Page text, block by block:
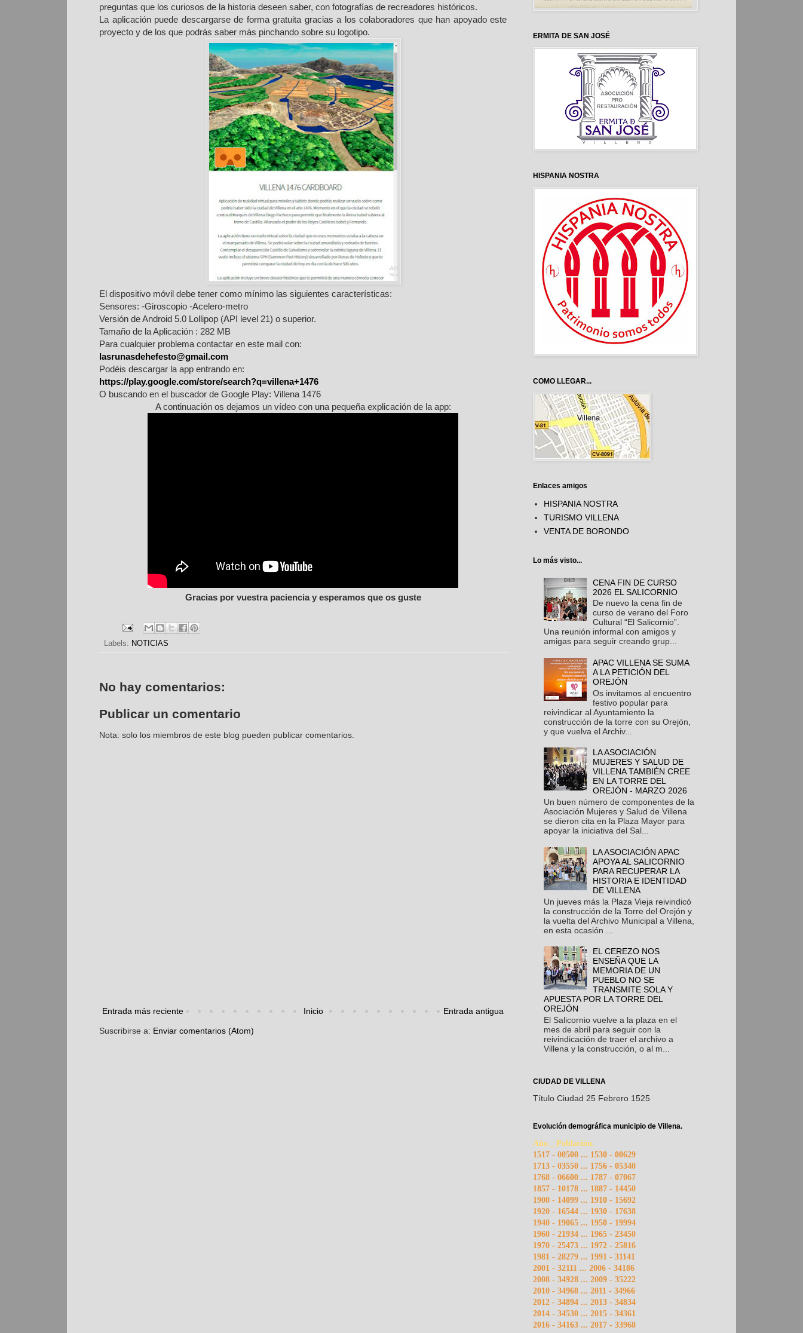
preguntas que los curiosos de la historia deseen saber, con fotografías de recreadores históricos.
La aplicación puede descargarse de forma gratuita gracias a los colaboradores que han apoyado este
proyecto y de los que podrás saber más pinchando sobre su logotipo.
El dispositivo móvil debe tener como mínimo las siguientes características:
Sensores: -Giroscopio -Acelero-metro
Versión de Android 5.0 Lollipop (API level 21) o superior.
Tamaño de la Aplicación : 282 MB
Para cualquier problema contactar en este mail con:
lasrunasdehefesto@gmail.com
Podéis descargar la app entrando en:
https://play.google.com/store/search?q=villena+1476
O buscando en el buscador de Google Play: Villena 1476
A continuación os dejamos un vídeo con una pequeña explicación de la app:
Gracias por vuestra paciencia y esperamos que os guste
Labels: NOTICIAS
No hay comentarios:
Publicar un comentario
Nota: solo los miembros de este blog pueden publicar comentarios.
Entrada más reciente Entrada antigua
Inicio
Suscribirse a: Enviar comentarios (Atom)
ERMITA DE SAN JOSÉ
HISPANIA NOSTRA
COMO LLEGAR...
Enlaces amigos
HISPANIA NOSTRA
TURISMO VILLENA
VENTA DE BORONDO
Lo más visto...
CENA FIN DE CURSO
2026 EL SALICORNIO
De nuevo la cena fin de
curso de verano del Foro
Cultural “El Salicornio”.
Una reunión informal con amigos y
amigas para seguir creando grup...
APAC VILLENA SE SUMA
A LA PETICIÓN DEL
OREJÓN
Os invitamos al encuentro
festivo popular para
reivindicar al Ayuntamiento la
construcción de la torre con su Orejón,
y que vuelva el Archiv...
LA ASOCIACIÓN
MUJERES Y SALUD DE
VILLENA TAMBIÉN CREE
EN LA TORRE DEL
OREJÓN - MARZO 2026
Un buen número de componentes de la
Asociación Mujeres y Salud de Villena
se dieron cita en la Plaza Mayor para
apoyar la iniciativa del Sal...
LA ASOCIACIÓN APAC
APOYA AL SALICORNIO
PARA RECUPERAR LA
HISTORIA E IDENTIDAD
DE VILLENA
Un jueves más la Plaza Vieja reivindicó
la construcción de la Torre del Orejón y
la vuelta del Archivo Municipal a Villena,
en esta ocasión ...
EL CEREZO NOS
ENSEÑA QUE LA
MEMORIA DE UN
PUEBLO NO SE
TRANSMITE SOLA Y
APUESTA POR LA TORRE DEL
OREJÓN
El Salicornio vuelve a la plaza en el
mes de abril para seguir con la
reivindicación de traer el archivo a
Villena y la construcción, o al m...
CIUDAD DE VILLENA
Título Ciudad 25 Febrero 1525
Evolución demográfica municipio de Villena.
Año__Población.
1517 - 00500 ... 1530 - 00629
1713 - 03550 ... 1756 - 05340
1768 - 06600 ... 1787 - 07067
1857 - 10178 ... 1887 - 14450
1900 - 14099 ... 1910 - 15692
1920 - 16544 ... 1930 - 17638
1940 - 19065 ... 1950 - 19994
1960 - 21934 ... 1965 - 23450
1970 - 25473 ... 1972 - 25816
1981 - 28279 ... 1991 - 31141
2001 - 32111 ... 2006 - 34186
2008 - 34928 ... 2009 - 35222
2010 - 34968 ... 2011 - 34966
2012 - 34894 ... 2013 - 34834
2014 - 34530 ... 2015 - 34361
2016 - 34163 ... 2017 - 33968